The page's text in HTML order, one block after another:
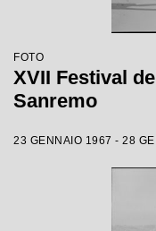
FOTO
XVII Festival
Sanremo
23 GENNAIO 1967 - 28